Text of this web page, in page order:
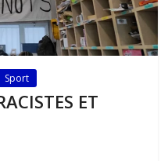
Sport
ET